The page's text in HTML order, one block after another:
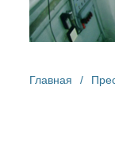
Главная /